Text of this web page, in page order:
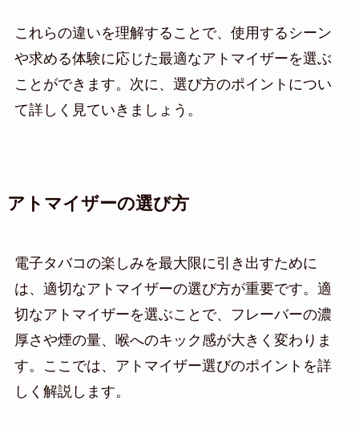
これらの違いを理解することで、使用するシーン
や求める体験に応じた最適なアトマイザーを選ぶ
ことができます。次に、選び方のポイントについ
て詳しく見ていきましょう。
アトマイザーの選び方
電子タバコの楽しみを最大限に引き出すために
は、適切なアトマイザーの選び方が重要です。適
切なアトマイザーを選ぶことで、フレーバーの濃
厚さや煙の量、喉へのキック感が大きく変わりま
す。ここでは、アトマイザー選びのポイントを詳
しく解説します。